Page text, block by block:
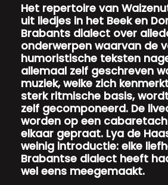
Het repertoire van
uit liedjes in het Beek en
Brabants dialect over
onderwerpen waarvan de
humoristische teksten
allemaal zelf geschreven
muziek, welke zich
sterk ritmische basis,
zelf gecomponeerd. De
worden op een
elkaar gepraat. Lya de
weinig introductie: elke
Brabantse dialect heeft
wel eens meegemaakt.